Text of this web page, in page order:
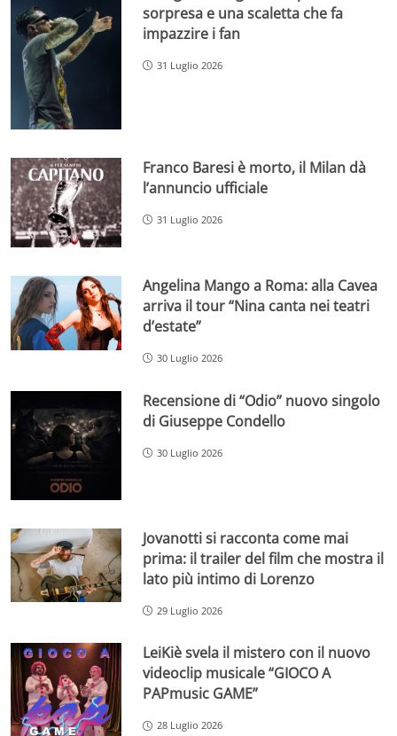
sorpresa e una scaletta che fa
impazzire i fan
31 Luglio 2026
Franco Baresi è morto, il Milan dà
l’annuncio ufficiale
31 Luglio 2026
Angelina Mango a Roma: alla Cavea
arriva il tour “Nina canta nei teatri
d’estate”
30 Luglio 2026
Recensione di “Odio” nuovo singolo
di Giuseppe Condello
30 Luglio 2026
Jovanotti si racconta come mai
prima: il trailer del film che mostra il
lato più intimo di Lorenzo
29 Luglio 2026
LeiKiè svela il mistero con il nuovo
videoclip musicale “GIOCO A
PAPmusic GAME”
28 Luglio 2026